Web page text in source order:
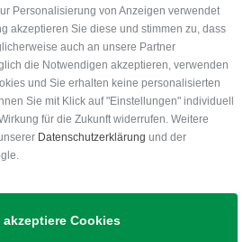
Bennington
QO9 WR Cartbag
329,00 €
in: 9.5 Inch
-27%
Personalisierung von Anzeigen verwendet
akzeptieren Sie diese und stimmen zu, dass
auch an unsere Partner
die Notwendigen akzeptieren, verwenden
und Sie erhalten keine personalisierten
Sie mit Klick auf "Einstellungen" individuell
für die Zukunft widerrufen. Weitere
Datenschutzerklärung und der
akzeptiere Cookies